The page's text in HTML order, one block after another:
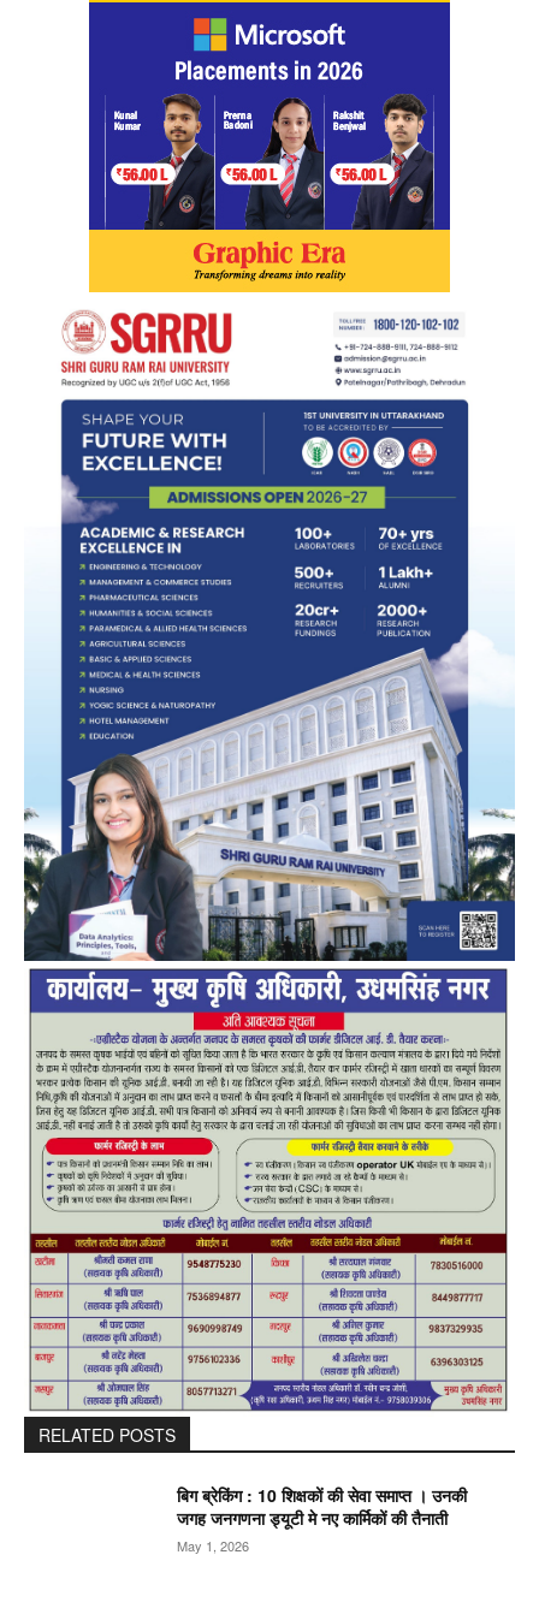
RELATED POSTS
बिग ब्रेकिंग : 10 शिक्षकों की सेवा समाप्त । उनकी
जगह जनगणना ड्यूटी मे नए कार्मिकों की तैनाती
May 1, 2026